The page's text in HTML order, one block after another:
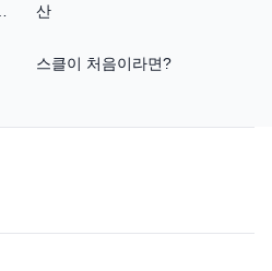
산
스클이 처음이라면?